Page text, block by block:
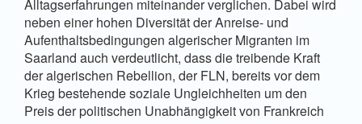
Alltagserfahrungen miteinander verglichen. Dabei wird
neben einer hohen Diversität der Anreise- und
Aufenthaltsbedingungen algerischer Migranten im
Saarland auch verdeutlicht, dass die treibende Kraft
der algerischen Rebellion, der FLN, bereits vor dem
Krieg bestehende soziale Ungleichheiten um den
Preis der politischen Unabhängigkeit von Frankreich